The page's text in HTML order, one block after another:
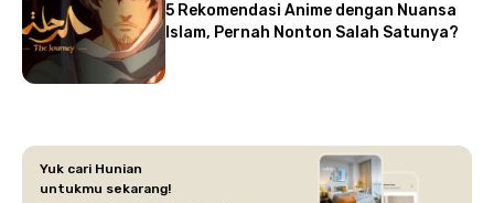
5 Rekomendasi Anime dengan Nuansa
Islam, Pernah Nonton Salah Satunya?
Yuk cari Hunian
untukmu sekarang!